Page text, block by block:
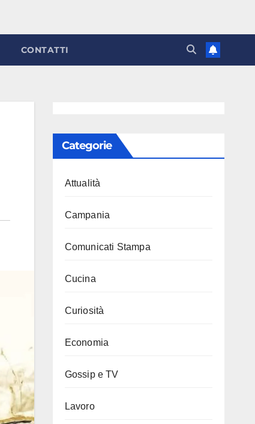
CONTATTI
Categorie
Attualità
Campania
Comunicati Stampa
Cucina
Curiosità
Economia
Gossip e TV
Lavoro